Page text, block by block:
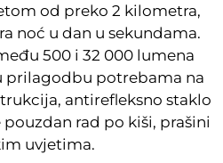
od preko 2 kilometra,
noć u dan u sekundama.
500 i 32 000 lumena
prilagodbu potrebama na
antirefleksno staklo
rad po kiši, prašini
uvjetima.